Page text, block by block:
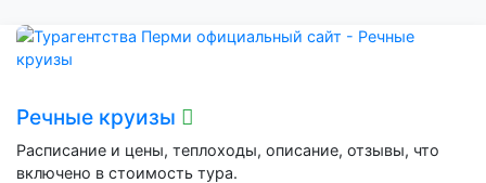
Речные круизы
Расписание и цены, теплоходы, описание, отзывы, что
включено в стоимость тура.